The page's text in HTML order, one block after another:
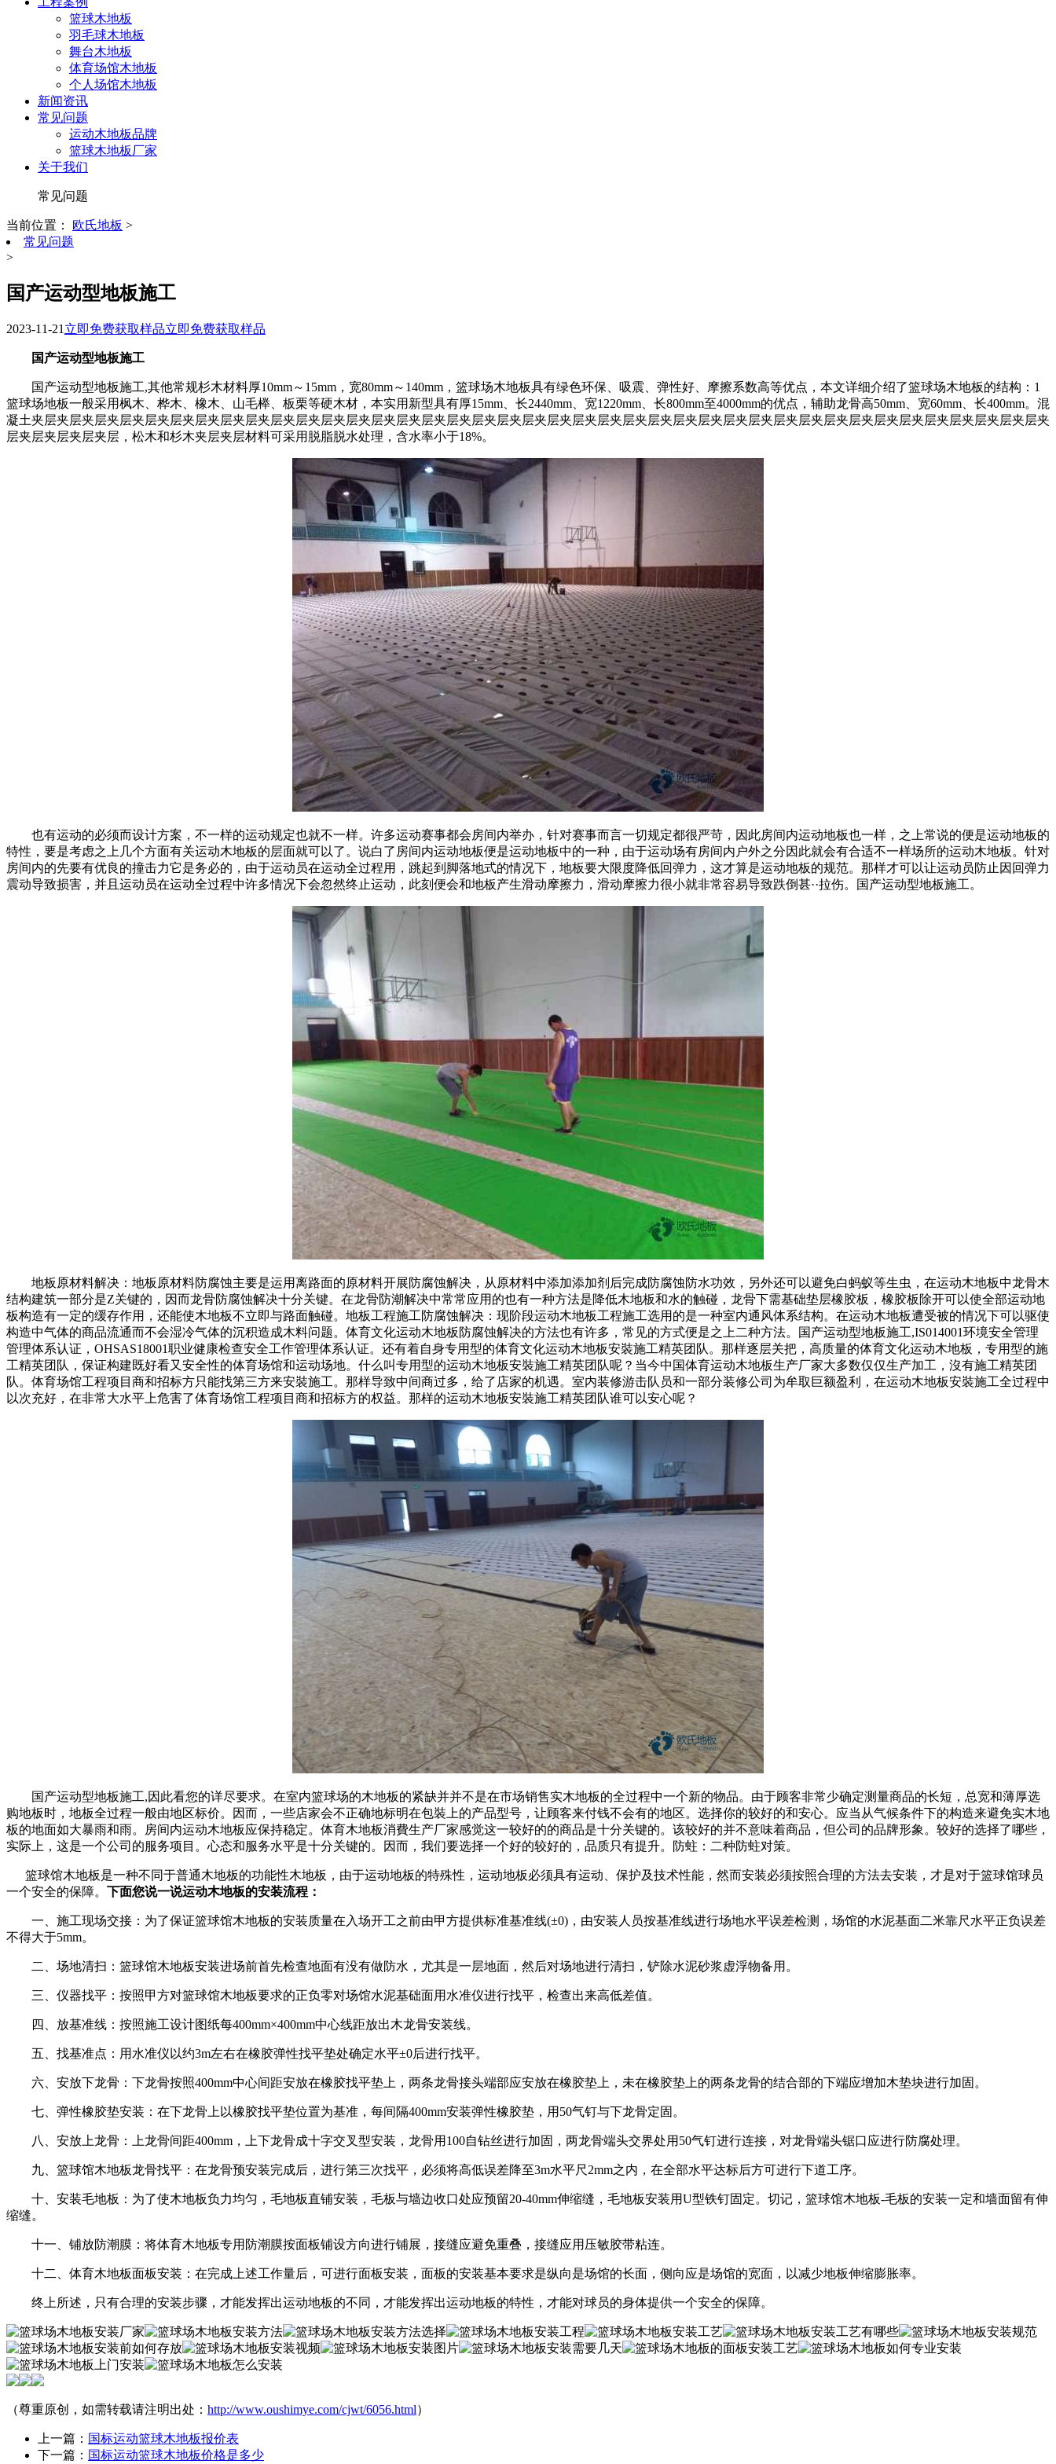
篮球木地板
羽毛球木地板
舞台木地板
体育场馆木地板
个人场馆木地板
新闻资讯
常见问题
运动木地板品牌
篮球木地板厂家
关于我们
常见问题
当前位置： 欧氏地板 >
常见问题
>
国产运动型地板施工
2023-11-21 立即免费获取样品立即免费获取样品
国产运动型地板施工
国产运动型地板施工,其他常规杉木材料厚10mm～15mm，宽80mm～140mm，篮球场木地板具有绿色环保、吸震、弹性好、摩擦系数高等优点，本文详细介绍了篮球场木地板的结构：1
篮球场地板一般采用枫木、桦木、橡木、山毛榉、板栗等硬木材，本实用新型具有厚15mm、长2440mm、宽1220mm、长800mm至4000mm的优点，辅助龙骨高50mm、宽60mm、长400mm。混
凝土夹层夹层夹层夹层夹层夹层夹层夹层夹层夹层夹层夹层夹层夹层夹层夹层夹层夹层夹层夹层夹层夹层夹层夹层夹层夹层夹层夹层夹层夹层夹层夹层夹层夹层夹层夹层夹层夹层夹层夹层夹
层夹层夹层夹层夹层，松木和杉木夹层夹层材料可采用脱脂脱水处理，含水率小于18%。
也有运动的必须而设计方案，不一样的运动规定也就不一样。许多运动赛事都会房间内举办，针对赛事而言一切规定都很严苛，因此房间内运动地板也一样，之上常说的便是运动地板的
特性，要是考虑之上几个方面有关运动木地板的层面就可以了。说白了房间内运动地板便是运动地板中的一种，由于运动场有房间内户外之分因此就会有合适不一样场所的运动木地板。针对
房间内的先要有优良的撞击力它是务必的，由于运动员在运动全过程用，跳起到脚落地式的情况下，地板要大限度降低回弹力，这才算是运动地板的规范。那样才可以让运动员防止因回弹力
震动导致损害，并且运动员在运动全过程中许多情况下会忽然终止运动，此刻便会和地板产生滑动摩擦力，滑动摩擦力很小就非常容易导致跌倒甚··拉伤。国产运动型地板施工。
地板原材料解决：地板原材料防腐蚀主要是运用离路面的原材料开展防腐蚀解决，从原材料中添加添加剂后完成防腐蚀防水功效，另外还可以避免白蚂蚁等生虫，在运动木地板中龙骨木
结构建筑一部分是Z关键的，因而龙骨防腐蚀解决十分关键。在龙骨防潮解决中常常应用的也有一种方法是降低木地板和水的触碰，龙骨下需基础垫层橡胶板，橡胶板除开可以使全部运动地
板构造有一定的缓存作用，还能使木地板不立即与路面触碰。地板工程施工防腐蚀解决：现阶段运动木地板工程施工选用的是一种室内通风体系结构。在运动木地板遭受被的情况下可以驱使
构造中气体的商品流通而不会湿冷气体的沉积造成木料问题。体育文化运动木地板防腐蚀解决的方法也有许多，常见的方式便是之上二种方法。国产运动型地板施工,IS014001环境安全管理
管理体系认证，OHSAS18001职业健康检查安全工作管理体系认证。还有着自身专用型的体育文化运动木地板安裝施工精英团队。那样逐层关把，高质量的体育文化运动木地板，专用型的施
工精英团队，保证构建既好看又安全性的体育场馆和运动场地。什么叫专用型的运动木地板安裝施工精英团队呢？当今中国体育运动木地板生产厂家大多数仅仅生产加工，沒有施工精英团
队。体育场馆工程项目商和招标方只能找第三方来安裝施工。那样导致中间商过多，给了店家的机遇。室内装修游击队员和一部分装修公司为牟取巨额盈利，在运动木地板安裝施工全过程中
以次充好，在非常大水平上危害了体育场馆工程项目商和招标方的权益。那样的运动木地板安裝施工精英团队谁可以安心呢？
国产运动型地板施工,因此看您的详尽要求。在室内篮球场的木地板的紧缺并并不是在市场销售实木地板的全过程中一个新的物品。由于顾客非常少确定测量商品的长短，总宽和薄厚选
购地板时，地板全过程一般由地区标价。因而，一些店家会不正确地标明在包裝上的产品型号，让顾客来付钱不会有的地区。选择你的较好的和安心。应当从气候条件下的构造来避免实木地
板的地面如大暴雨和雨。房间内运动木地板应保持稳定。体育木地板消費生产厂家感觉这一较好的的商品是十分关键的。该较好的并不意味着商品，但公司的品牌形象。较好的选择了哪些，
实际上，这是一个公司的服务项目。心态和服务水平是十分关键的。因而，我们要选择一个好的较好的，品质只有提升。防蛀：二种防蛀对策。
篮球馆木地板是一种不同于普通木地板的功能性木地板，由于运动地板的特殊性，运动地板必须具有运动、保护及技术性能，然而安装必须按照合理的方法去安装，才是对于篮球馆球员
一个安全的保障。 下面您说一说运动木地板的安装流程：
一、施工现场交接：为了保证篮球馆木地板的安装质量在入场开工之前由甲方提供标准基准线(±0)，由安装人员按基准线进行场地水平误差检测，场馆的水泥基面二米靠尺水平正负误差
不得大于5mm。
二、场地清扫：篮球馆木地板安装进场前首先检查地面有没有做防水，尤其是一层地面，然后对场地进行清扫，铲除水泥砂浆虚浮物备用。
三、仪器找平：按照甲方对篮球馆木地板要求的正负零对场馆水泥基础面用水准仪进行找平，检查出来高低差值。
四、放基准线：按照施工设计图纸每400mm×400mm中心线距放出木龙骨安装线。
五、找基准点：用水准仪以约3m左右在橡胶弹性找平垫处确定水平±0后进行找平。
六、安放下龙骨：下龙骨按照400mm中心间距安放在橡胶找平垫上，两条龙骨接头端部应安放在橡胶垫上，未在橡胶垫上的两条龙骨的结合部的下端应增加木垫块进行加固。
七、弹性橡胶垫安装：在下龙骨上以橡胶找平垫位置为基准，每间隔400mm安装弹性橡胶垫，用50气钉与下龙骨定固。
八、安放上龙骨：上龙骨间距400mm，上下龙骨成十字交叉型安装，龙骨用100自钻丝进行加固，两龙骨端头交界处用50气钉进行连接，对龙骨端头锯口应进行防腐处理。
九、篮球馆木地板龙骨找平：在龙骨预安装完成后，进行第三次找平，必须将高低误差降至3m水平尺2mm之内，在全部水平达标后方可进行下道工序。
十、安装毛地板：为了使木地板负力均匀，毛地板直铺安装，毛板与墙边收口处应预留20-40mm伸缩缝，毛地板安装用U型铁钉固定。切记，篮球馆木地板-毛板的安装一定和墙面留有伸
缩缝。
十一、铺放防潮膜：将体育木地板专用防潮膜按面板铺设方向进行铺展，接缝应避免重叠，接缝应用压敏胶带粘连。
十二、体育木地板面板安装：在完成上述工作量后，可进行面板安装，面板的安装基本要求是纵向是场馆的长面，侧向应是场馆的宽面，以减少地板伸缩膨胀率。
终上所述，只有合理的安装步骤，才能发挥出运动地板的不同，才能发挥出运动地板的特性，才能对球员的身体提供一个安全的保障。
（尊重原创，如需转载请注明出处： http://www.oushimye.com/cjwt/6056.html）
上一篇： 国标运动篮球木地板报价表
下一篇： 国标运动篮球木地板价格是多少